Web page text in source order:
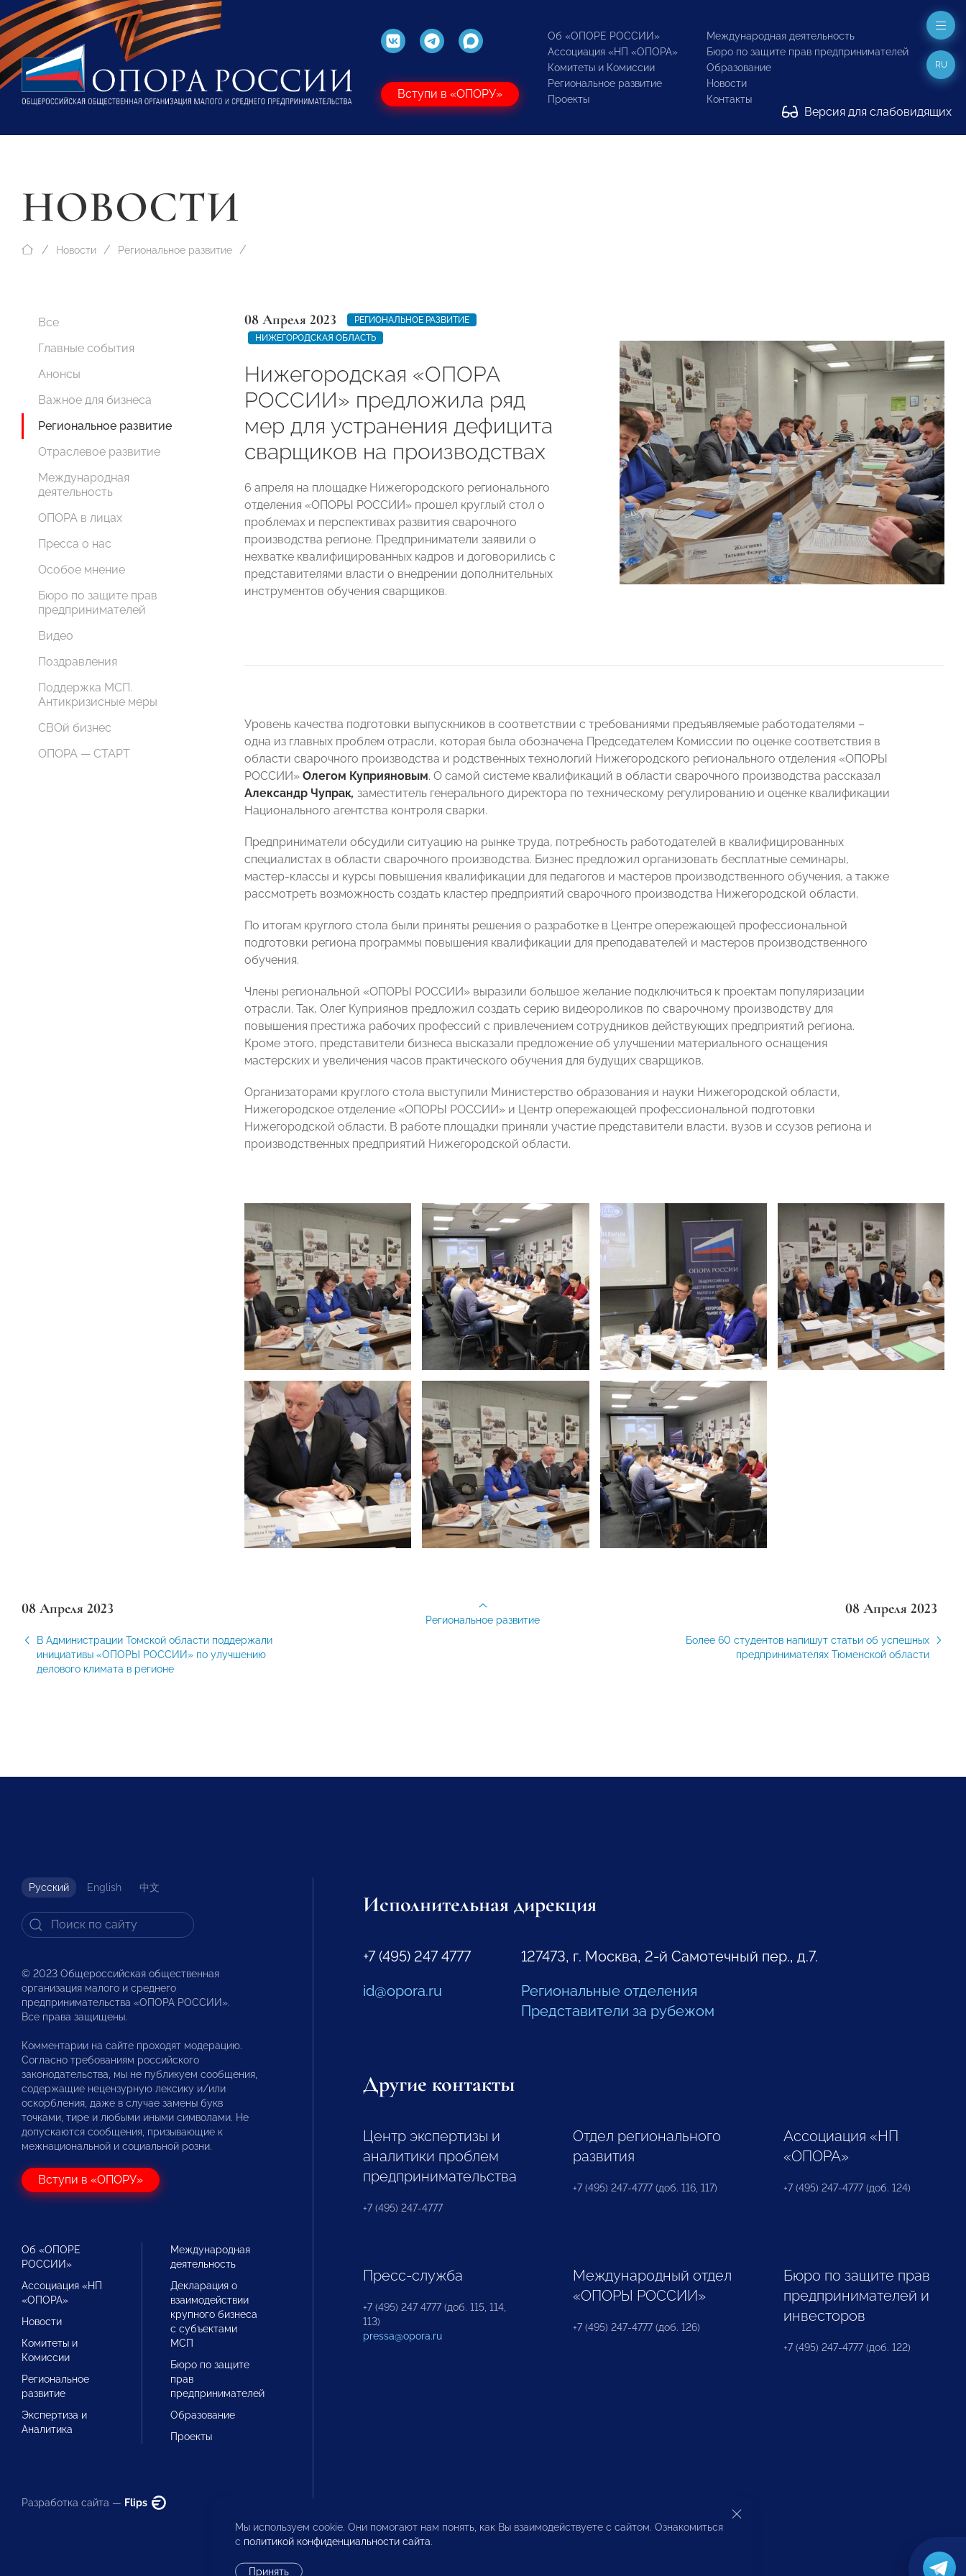
Вступи в «ОПОРУ»
Об «ОПОРЕ РОССИИ»
Ассоциация «НП «ОПОРА»
Комитеты и Комиссии
Региональное развитие
Проекты
Международная деятельность
Бюро по защите прав предпринимателей
Образование
Новости
Контакты
Версия для слабовидящих
RU
НОВОСТИ
Новости Региональное развитие
Все
Главные события
Анонсы
Важное для бизнеса
Региональное развитие
Отраслевое развитие
Международная
деятельность
ОПОРА в лицах
Пресса о нас
Особое мнение
Бюро по защите прав
предпринимателей
Видео
Поздравления
Поддержка МСП.
Антикризисные меры
СВОй бизнес
ОПОРА — СТАРТ
08 Апреля 2023
РЕГИОНАЛЬНОЕ РАЗВИТИЕ
НИЖЕГОРОДСКАЯ ОБЛАСТЬ
Нижегородская «ОПОРА
РОССИИ» предложила ряд
мер для устранения дефицита
сварщиков на производствах
6 апреля на площадке Нижегородского регионального
отделения «ОПОРЫ РОССИИ» прошел круглый стол о
проблемах и перспективах развития сварочного
производства регионе. Предприниматели заявили о
нехватке квалифицированных кадров и договорились с
представителями власти о внедрении дополнительных
инструментов обучения сварщиков.
Уровень качества подготовки выпускников в соответствии с требованиями предъявляемые работодателями –
одна из главных проблем отрасли, которая была обозначена Председателем Комиссии по оценке соответствия в
области сварочного производства и родственных технологий Нижегородского регионального отделения «ОПОРЫ
РОССИИ» Олегом Куприяновым. О самой системе квалификаций в области сварочного производства рассказал
Александр Чупрак, заместитель генерального директора по техническому регулированию и оценке квалификации
Национального агентства контроля сварки.
Предприниматели обсудили ситуацию на рынке труда, потребность работодателей в квалифицированных
специалистах в области сварочного производства. Бизнес предложил организовать бесплатные семинары,
мастер-классы и курсы повышения квалификации для педагогов и мастеров производственного обучения, а также
рассмотреть возможность создать кластер предприятий сварочного производства Нижегородской области.
По итогам круглого стола были приняты решения о разработке в Центре опережающей профессиональной
подготовки региона программы повышения квалификации для преподавателей и мастеров производственного
обучения.
Члены региональной «ОПОРЫ РОССИИ» выразили большое желание подключиться к проектам популяризации
отрасли. Так, Олег Куприянов предложил создать серию видеороликов по сварочному производству для
повышения престижа рабочих профессий с привлечением сотрудников действующих предприятий региона.
Кроме этого, представители бизнеса высказали предложение об улучшении материального оснащения
мастерских и увеличения часов практического обучения для будущих сварщиков.
Организаторами круглого стола выступили Министерство образования и науки Нижегородской области,
Нижегородское отделение «ОПОРЫ РОССИИ» и Центр опережающей профессиональной подготовки
Нижегородской области. В работе площадки приняли участие представители власти, вузов и ссузов региона и
производственных предприятий Нижегородской области.
08 Апреля 2023
В Администрации Томской области поддержали
инициативы «ОПОРЫ РОССИИ» по улучшению
делового климата в регионе
08 Апреля 2023
Более 60 студентов напишут статьи об успешных
предпринимателях Тюменской области
Региональное развитие
Русский English 中文
© 2023 Общероссийская общественная
организация малого и среднего
предпринимательства «ОПОРА РОССИИ».
Все права защищены.
Комментарии на сайте проходят модерацию.
Согласно требованиям российского
законодательства, мы не публикуем сообщения,
содержащие нецензурную лексику и/или
оскорбления, даже в случае замены букв
точками, тире и любыми иными символами. Не
допускаются сообщения, призывающие к
межнациональной и социальной розни.
Вступи в «ОПОРУ»
Об «ОПОРЕ
РОССИИ»
Ассоциация «НП
«ОПОРА»
Новости
Комитеты и
Комиссии
Региональное
развитие
Экспертиза и
Аналитика
Международная
деятельность
Декларация о
взаимодействии
крупного бизнеса
с субъектами
МСП
Бюро по защите
прав
предпринимателей
Образование
Проекты
Разработка сайта — Flips
Исполнительная дирекция
+7 (495) 247 4777
id@opora.ru
127473, г. Москва, 2-й Самотечный пер., д.7.
Региональные отделения
Представители за рубежом
Другие контакты
Центр экспертизы и
аналитики проблем
предпринимательства
+7 (495) 247-4777
Отдел регионального
развития
+7 (495) 247-4777 (доб. 116, 117)
Ассоциация «НП
«ОПОРА»
+7 (495) 247-4777 (доб. 124)
Пресс-служба
+7 (495) 247 4777 (доб. 115, 114,
113)
pressa@opora.ru
Международный отдел
«ОПОРЫ РОССИИ»
+7 (495) 247-4777 (доб. 126)
Бюро по защите прав
предпринимателей и
инвесторов
+7 (495) 247-4777 (доб. 122)
Мы используем cookie. Они помогают нам понять, как Вы взаимодействуете с сайтом. Ознакомиться
с политикой конфиденциальности сайта.
Принять